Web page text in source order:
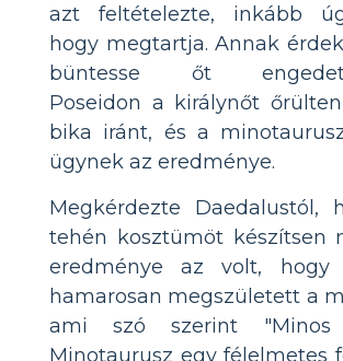
azt feltételezte, inkább
hogy megtartja. Annak
büntesse őt
Poseidon a királynőt
bika iránt, és a
ügynek az eredménye.
Megkérdezte Daedalustól,
tehén kosztümöt készítsen
eredménye az volt, hogy
hamarosan megszületett a
ami szó szerint
Minotaurusz egy félelmetes